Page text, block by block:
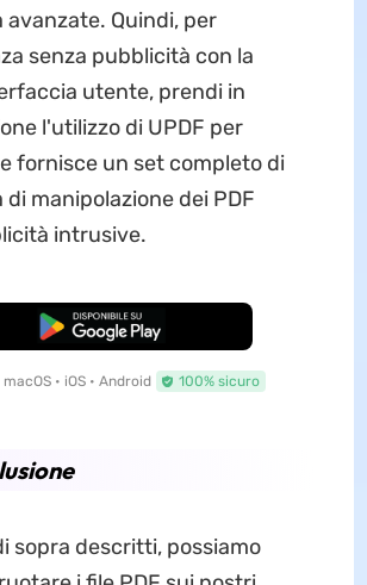
Quindi, per
senza pubblicità con la
utente, prendi in
l'utilizzo di UPDF per
fornisce un set completo di
manipolazione dei PDF
intrusive.
Download Gratis
• iOS • Android 100% sicuro
sopra descritti, possiamo